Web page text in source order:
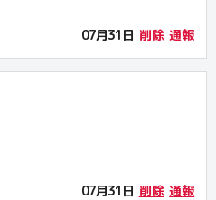
07月31日 削除 通報
07月31日 削除 通報